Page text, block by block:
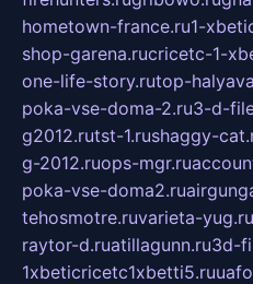
hometown-france.ru1-
shop-garena.rucricetc-1-
one-life-story.rutop-
poka-vse-doma-2.ru3-d-
g2012.rutst-1.rushaggy-
g-2012.ruops-mgr.ru
poka-vse-doma2.ru
tehosmotre.ruvarieta-yug.ru
raytor-d.ruatillagunn.ru3d-
1xbeticricetc1xbetti5.ru